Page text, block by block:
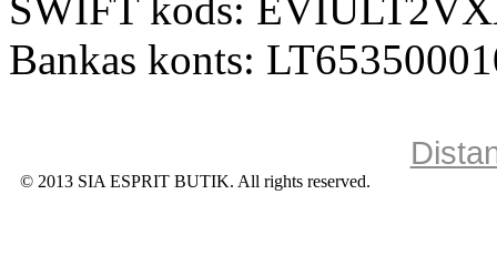
Bankas konts:
© 2013 SIA ESPRIT BUTIK. All rights reserved.